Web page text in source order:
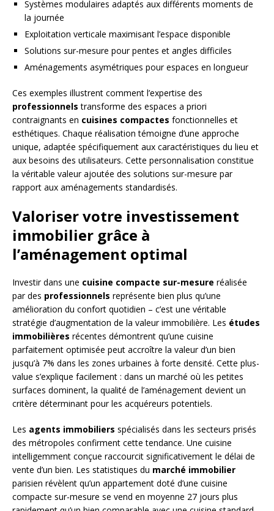
Systèmes modulaires adaptés aux différents moments de
la journée
Exploitation verticale maximisant l’espace disponible
Solutions sur-mesure pour pentes et angles difficiles
Aménagements asymétriques pour espaces en longueur
Ces exemples illustrent comment l’expertise des
professionnels transforme des espaces a priori
contraignants en cuisines compactes fonctionnelles et
esthétiques. Chaque réalisation témoigne d’une approche
unique, adaptée spécifiquement aux caractéristiques du lieu et
aux besoins des utilisateurs. Cette personnalisation constitue
la véritable valeur ajoutée des solutions sur-mesure par
rapport aux aménagements standardisés.
Valoriser votre investissement
immobilier grâce à
l’aménagement optimal
Investir dans une cuisine compacte sur-mesure réalisée
par des professionnels représente bien plus qu’une
amélioration du confort quotidien – c’est une véritable
stratégie d’augmentation de la valeur immobilière. Les études
immobilières récentes démontrent qu’une cuisine
parfaitement optimisée peut accroître la valeur d’un bien
jusqu’à 7% dans les zones urbaines à forte densité. Cette plus-
value s’explique facilement : dans un marché où les petites
surfaces dominent, la qualité de l’aménagement devient un
critère déterminant pour les acquéreurs potentiels.
Les agents immobiliers spécialisés dans les secteurs prisés
des métropoles confirment cette tendance. Une cuisine
intelligemment conçue raccourcit significativement le délai de
vente d’un bien. Les statistiques du marché immobilier
parisien révèlent qu’un appartement doté d’une cuisine
compacte sur-mesure se vend en moyenne 27 jours plus